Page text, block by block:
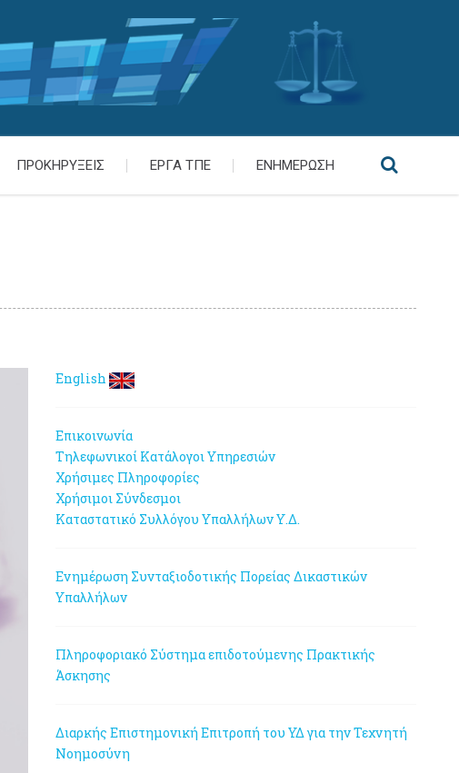
ΠΡΟΚΗΡΥΞΕΙΣ ΕΡΓΑ ΤΠΕ ΕΝΗΜΕΡΩΣΗ
English
Επικοινωνία
Τηλεφωνικοί Κατάλογοι Υπηρεσιών
Χρήσιμες Πληροφορίες
Χρήσιμοι Σύνδεσμοι
Καταστατικό Συλλόγου Υπαλλήλων Υ.Δ.
Ενημέρωση Συνταξιοδοτικής Πορείας Δικαστικών
Υπαλλήλων
Πληροφοριακό Σύστημα επιδοτούμενης Πρακτικής
Άσκησης
Διαρκής Επιστημονική Επιτροπή του ΥΔ για την Τεχνητή
Νοημοσύνη